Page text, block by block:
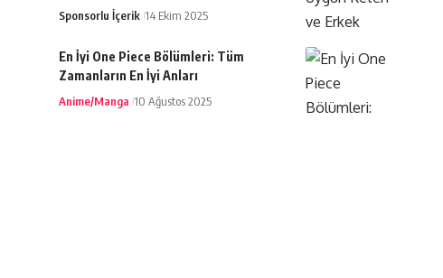
Sponsorlu İçerik 14 Ekim 2025
En İyi One Piece Bölümleri: Tüm
Zamanların En İyi Anları
Anime/Manga 10 Ağustos 2025